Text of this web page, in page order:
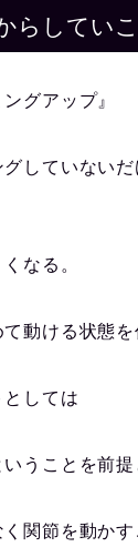
らしていこ
ングアップ』
グしていない
なる。
動ける状態を
しては
いうことを前提
関節を動かす